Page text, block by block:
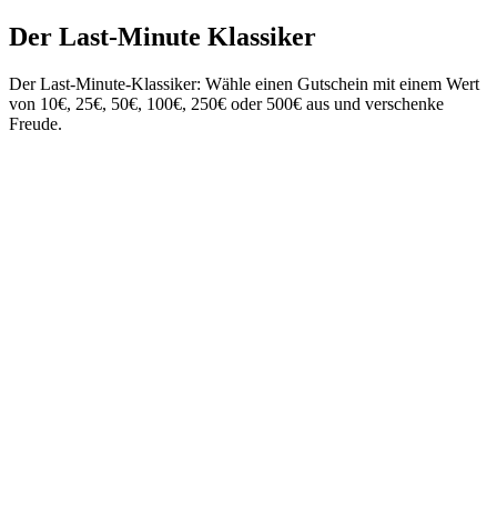
Der Last-Minute Klassiker
Der Last-Minute-Klassiker: Wähle einen Gutschein mit einem Wert
von 10€, 25€, 50€, 100€, 250€ oder 500€ aus und verschenke
Freude.